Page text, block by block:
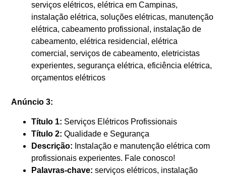
serviços elétricos, elétrica em Campinas,
instalação elétrica, soluções elétricas, manutenção
elétrica, cabeamento profissional, instalação de
cabeamento, elétrica residencial, elétrica
comercial, serviços de cabeamento, eletricistas
experientes, segurança elétrica, eficiência elétrica,
orçamentos elétricos
Anúncio 3:
Título 1: Serviços Elétricos Profissionais
Título 2: Qualidade e Segurança
Descrição: Instalação e manutenção elétrica com
profissionais experientes. Fale conosco!
Palavras-chave: serviços elétricos, instalação